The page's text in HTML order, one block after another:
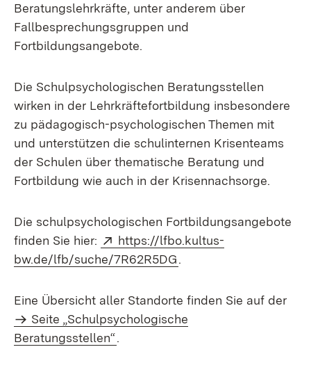
Beratungslehrkräfte, unter anderem über
Fallbesprechungsgruppen und
Fortbildungsangebote.
Die Schulpsychologischen Beratungsstellen
wirken in der Lehrkräftefortbildung insbesondere
zu pädagogisch-psychologischen Themen mit
und unterstützen die schulinternen Krisenteams
der Schulen über thematische Beratung und
Fortbildung wie auch in der Krisennachsorge.
Die schulpsychologischen Fortbildungsangebote
finden Sie hier:
Extern:
https://lfbo.kultus-
bw.de/lfb/suche/7R62R5DG.
Eine Übersicht aller Standorte finden Sie auf der
Seite „Schulpsychologische
Beratungsstellen“.